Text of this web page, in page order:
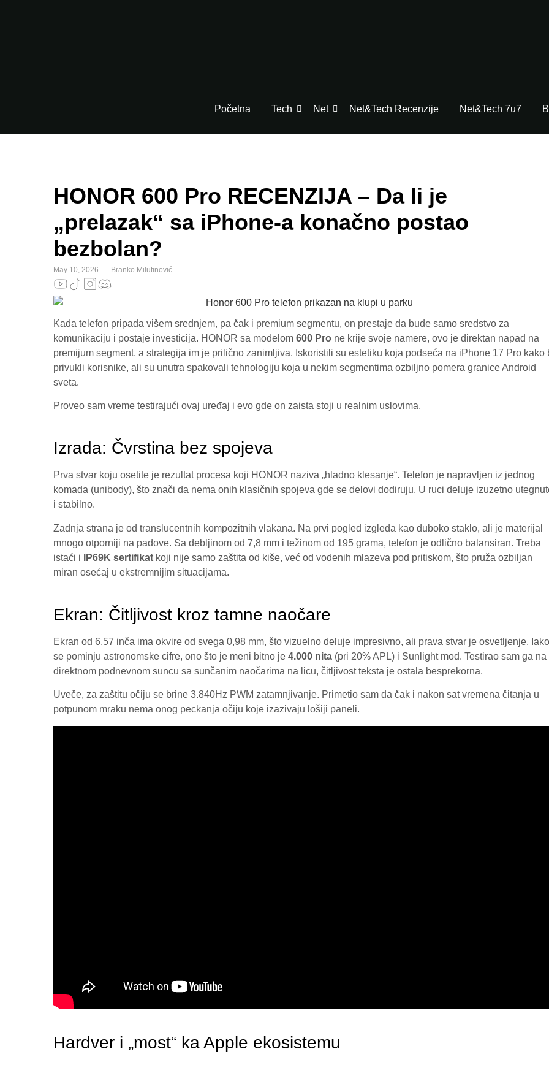
Početna Tech Net Net&Tech Recenzije Net&Tech 7u7
HONOR 600 Pro RECENZIJA – Da li je
„prelazak“ sa iPhone-a konačno postao
bezbolan?
May 10, 2026 Branko Milutinović
Kada telefon pripada višem srednjem, pa čak i premium segmentu, on prestaje da bude samo sredstvo za
komunikaciju i postaje investicija. HONOR sa modelom 600 Pro ne krije svoje namere, ovo je direktan napad na
premijum segment, a strategija im je prilično zanimljiva. Iskoristili su estetiku koja podseća na iPhone 17 Pro kako
privukli korisnike, ali su unutra spakovali tehnologiju koja u nekim segmentima ozbiljno pomera granice Android
sveta.
Proveo sam vreme testirajući ovaj uređaj i evo gde on zaista stoji u realnim uslovima.
Izrada: Čvrstina bez spojeva
Prva stvar koju osetite je rezultat procesa koji HONOR naziva „hladno klesanje“. Telefon je napravljen iz jednog
komada (unibody), što znači da nema onih klasičnih spojeva gde se delovi dodiruju. U ruci deluje izuzetno
i stabilno.
Zadnja strana je od translucentnih kompozitnih vlakana. Na prvi pogled izgleda kao duboko staklo, ali je materijal
mnogo otporniji na padove. Sa debljinom od 7,8 mm i težinom od 195 grama, telefon je odlično balansiran. Treba
istaći i
IP69K sertifikat koji nije samo zaštita od kiše, već od vodenih mlazeva pod pritiskom, što pruža ozbiljan
miran osećaj u ekstremnijim situacijama.
Ekran: Čitljivost kroz tamne naočare
Ekran od 6,57 inča ima okvire od svega 0,98 mm, što vizuelno deluje impresivno, ali prava stvar je osvetljenje. Iako
se pominju astronomske cifre, ono što je meni bitno je 4.000 nita (pri 20% APL) i Sunlight mod. Testirao sam ga na
direktnom podnevnom suncu sa sunčanim naočarima na licu, čitljivost teksta je ostala besprekorna.
Uveče, za zaštitu očiju se brine 3.840Hz PWM zatamnjivanje. Primetio sam da čak i nakon sat vremena čitanja u
potpunom mraku nema onog peckanja očiju koje izazivaju lošiji paneli.
Hardver i „most“ ka Apple ekosistemu